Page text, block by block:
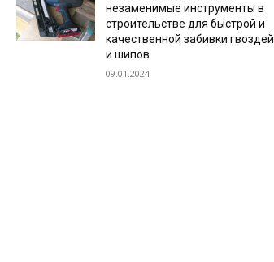
незаменимые инструменты в
строительстве для быстрой и
качественной забивки гвоздей
и шипов
09.01.2024